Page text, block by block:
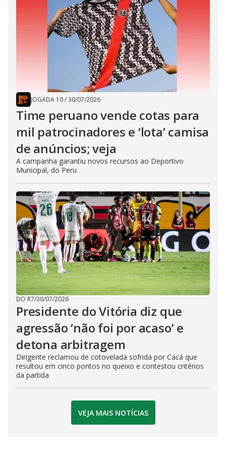
JOGADA 10/30/07/2026
Time peruano vende cotas para
mil patrocinadores e ‘lota’ camisa
de anúncios; veja
A campanha garantiu novos recursos ao Deportivo
Municipal, do Peru
DO R7/30/07/2026
Presidente do Vitória diz que
agressão ‘não foi por acaso’ e
detona arbitragem
Dirigente reclamou de cotovelada sofrida por Cacá que
resultou em cinco pontos no queixo e contestou critérios
da partida
VEJA MAIS NOTÍCIAS